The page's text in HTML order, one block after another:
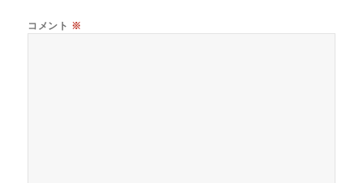
コメント ※